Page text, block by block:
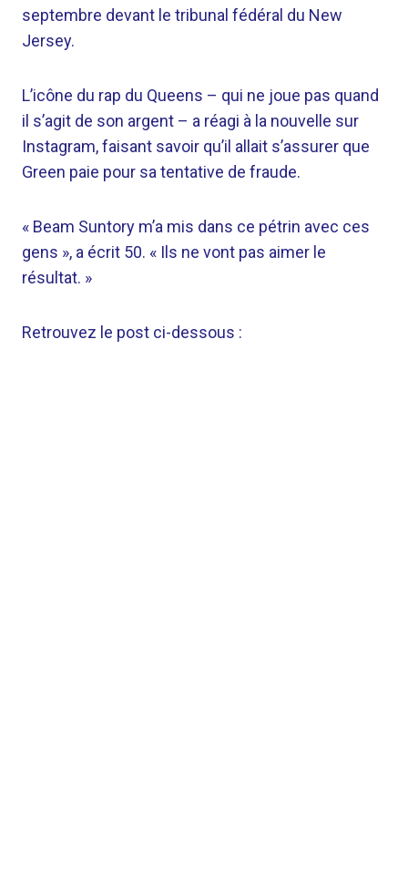
septembre devant le tribunal fédéral du New
Jersey.
L’icône du rap du Queens – qui ne joue pas quand
il s’agit de son argent – ​​a réagi à la nouvelle sur
Instagram, faisant savoir qu’il allait s’assurer que
Green paie pour sa tentative de fraude.
« Beam Suntory m’a mis dans ce pétrin avec ces
gens », a écrit 50. « Ils ne vont pas aimer le
résultat. »
Retrouvez le post ci-dessous :